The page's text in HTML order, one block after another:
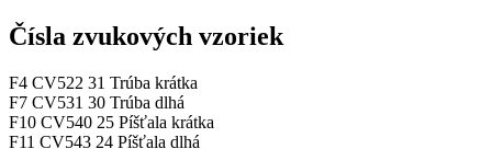
Čísla zvukových vzoriek
F4 CV522 31 Trúba krátka
F7 CV531 30 Trúba dlhá
F10 CV540 25 Píšťala krátka
F11 CV543 24 Píšťala dlhá